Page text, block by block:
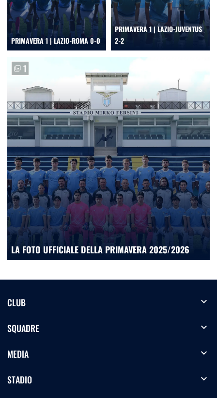
PRIMAVERA 1 | LAZIO-ROMA 0-0
PRIMAVERA 1 | LAZIO-JUVENTUS
2-2
photo_library 1
LA FOTO UFFICIALE DELLA PRIMAVERA 2025/2026
CLUB expand_more
SQUADRE expand_more
MEDIA expand_more
STADIO expand_more